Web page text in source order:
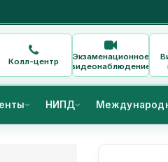
Колл-центр
Экзаменационное
видеонаблюдение
НИПД